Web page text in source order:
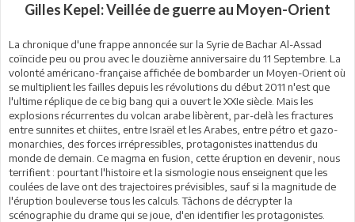
Gilles Kepel: Veillée de guerre au Moyen-Orient
La chronique d'une frappe annoncée sur la Syrie de Bachar Al-Assad
coïncide peu ou prou avec le douzième anniversaire du 11 Septembre. La
volonté américano-française affichée de bombarder un Moyen-Orient où
se multiplient les failles depuis les révolutions du début 2011 n'est que
l'ultime réplique de ce big bang qui a ouvert le XXIe siècle. Mais les
explosions récurrentes du volcan arabe libèrent, par-delà les fractures
entre sunnites et chiites, entre Israël et les Arabes, entre pétro et gazo-
monarchies, des forces irrépressibles, protagonistes inattendus du
monde de demain. Ce magma en fusion, cette éruption en devenir, nous
terrifient : pourtant l'histoire et la sismologie nous enseignent que les
coulées de lave ont des trajectoires prévisibles, sauf si la magnitude de
l'éruption bouleverse tous les calculs. Tâchons de décrypter la
scénographie du drame qui se joue, d'en identifier les protagonistes.